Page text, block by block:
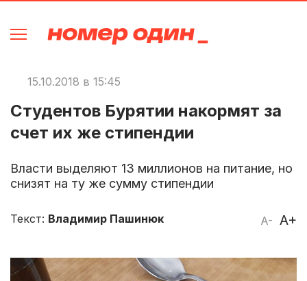
15.10.2018 в 15:45
Студентов Бурятии накормят за
счет их же стипендии
Власти выделяют 13 миллионов на питание, но
снизят на ту же сумму стипендии
A- A+
Текст: Владимир Пашинюк